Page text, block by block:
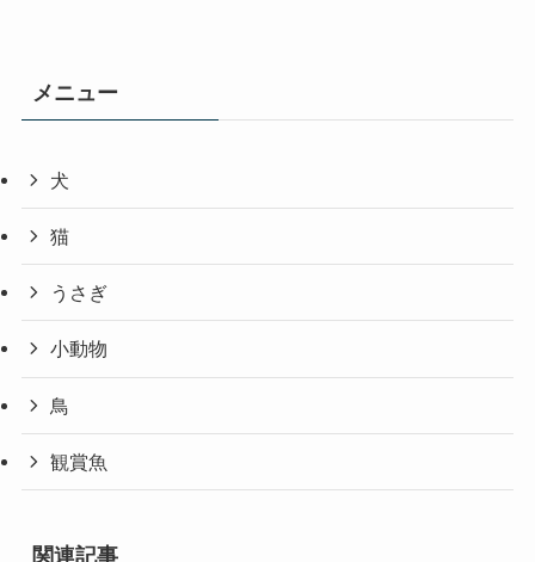
メニュー
犬
猫
うさぎ
小動物
鳥
観賞魚
関連記事